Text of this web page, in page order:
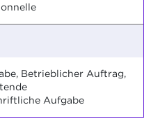
Betrieblicher Auftrag,
Aufgabe